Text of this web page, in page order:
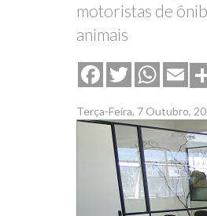
motoristas de
animais
FacebookTwitter
Terça-Feira, 7 Outubro,